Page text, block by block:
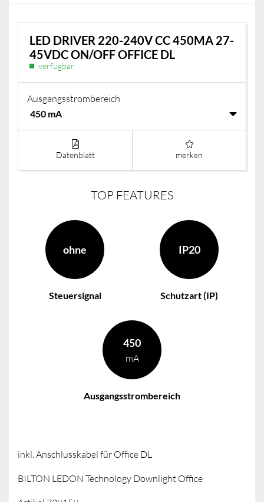
LED DRIVER 220-240V CC 450MA 27-
45VDC ON/OFF OFFICE DL
verfügbar
Ausgangsstrombereich
Datenblatt merken
TOP FEATURES
ohne
Steuersignal
IP20
Schutzart (IP)
450
mA
Ausgangsstrombereich
inkl. Anschlusskabel für Office DL
BILTON LEDON Technology Downlight Office